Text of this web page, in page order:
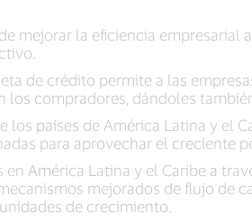
mejorar la eficiencia empresarial
de crédito permite a las
compradores, dándoles
los países de América Latina y el
para aprovechar el creciente
América Latina y el Caribe a
mejorados de flujo de
de crecimiento.